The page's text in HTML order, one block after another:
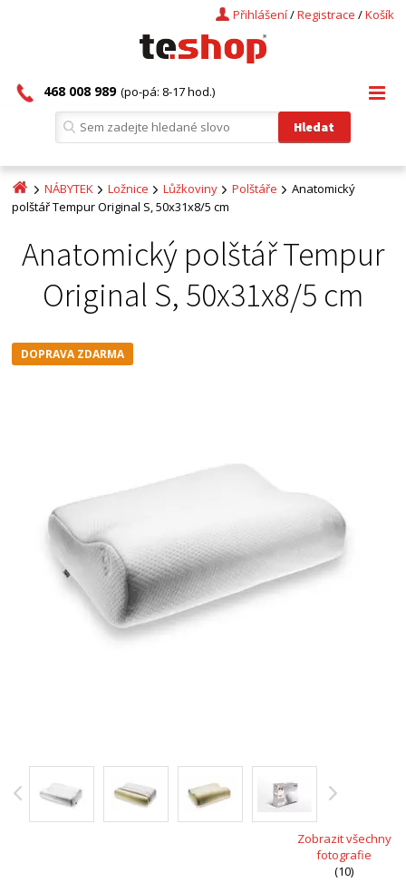
Košík
/
Registrace
/
Přihlášení
468 008 989 (po-pá: 8-17 hod.)
NÁBYTEK Ložnice Lůžkoviny Polštáře
Anatomický
polštář Tempur Original S, 50x31x8/5 cm
Anatomický polštář Tempur
Original S, 50x31x8/5 cm
DOPRAVA ZDARMA
Zobrazit všechny
fotografie
(10)